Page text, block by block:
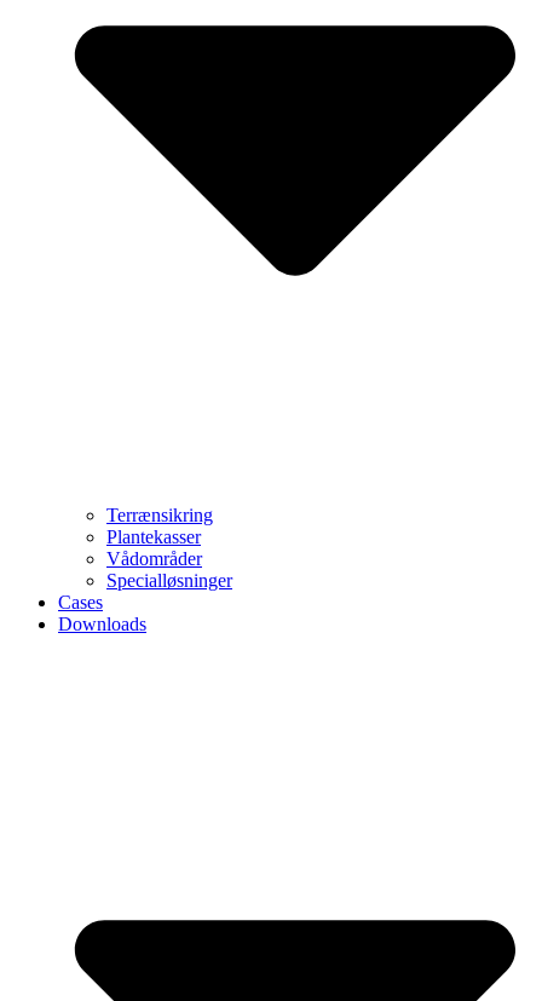
Terrænsikring
Plantekasser
Vådområder
Specialløsninger
Cases
Downloads